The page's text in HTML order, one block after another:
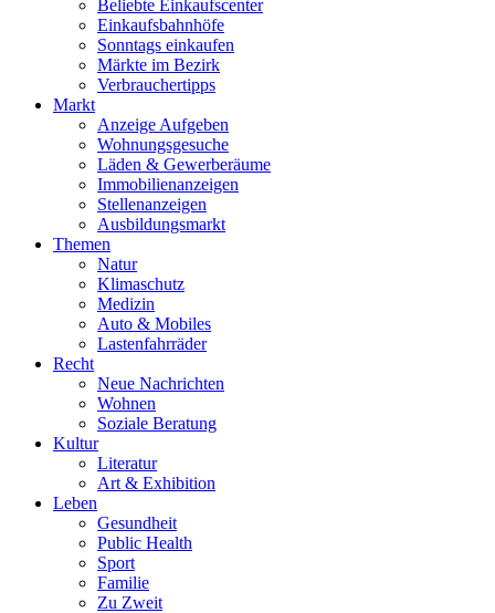
Beliebte Einkaufscenter
Einkaufsbahnhöfe
Sonntags einkaufen
Märkte im Bezirk
Verbrauchertipps
Markt
Anzeige Aufgeben
Wohnungsgesuche
Läden & Gewerberäume
Immobilienanzeigen
Stellenanzeigen
Ausbildungsmarkt
Themen
Natur
Klimaschutz
Medizin
Auto & Mobiles
Lastenfahrräder
Recht
Neue Nachrichten
Wohnen
Soziale Beratung
Kultur
Literatur
Art & Exhibition
Leben
Gesundheit
Public Health
Sport
Familie
Zu Zweit